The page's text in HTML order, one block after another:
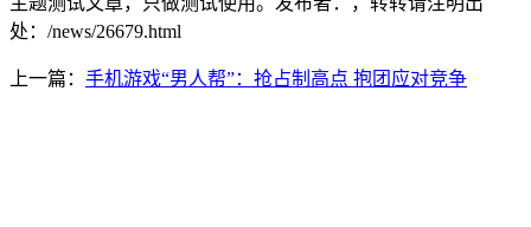
处： /news/26679.html
上一篇： 手机游戏“男人帮”：抢占制高点 抱团应对竞争